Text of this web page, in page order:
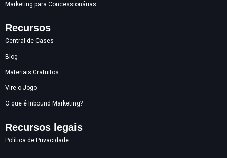
Marketing para Concessionárias
Recursos
Central de Cases
Blog
Materiais Gratuitos
Vire o Jogo
O que é Inbound Marketing?
Recursos legais
Política de Privacidade